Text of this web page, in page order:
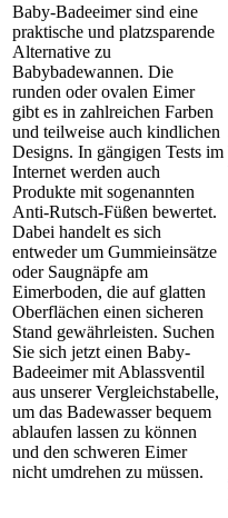
Baby-Badeeimer sind eine
praktische und platzsparende
Alternative zu
Babybadewannen. Die
runden oder ovalen Eimer
gibt es in zahlreichen Farben
und teilweise auch kindlichen
Designs. In gängigen Tests im
Internet werden auch
Produkte mit sogenannten
Anti-Rutsch-Füßen bewertet.
Dabei handelt es sich
entweder um Gummieinsätze
oder Saugnäpfe am
Eimerboden, die auf glatten
Oberflächen einen sicheren
Stand gewährleisten. Suchen
Sie sich jetzt einen Baby-
Badeeimer mit Ablassventil
aus unserer Vergleichstabelle,
um das Badewasser bequem
ablaufen lassen zu können
und den schweren Eimer
nicht umdrehen zu müssen.